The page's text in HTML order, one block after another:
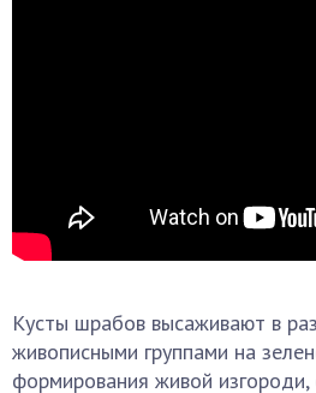
Кусты шрабов высаживают в
живописными группами на
формирования живой